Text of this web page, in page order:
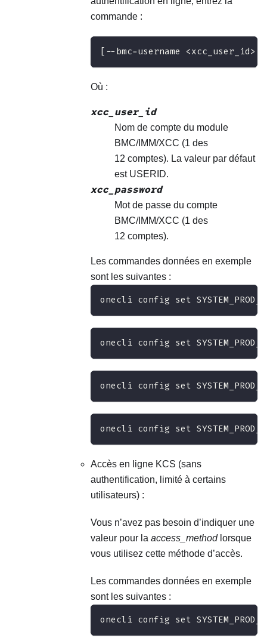
commande :
[--bmc-username <xcc_user_id>
Où :
xcc_user_id
Nom de compte du module
BMC/IMM/XCC (1 des
12 comptes). La valeur par défaut
est USERID.
xcc_password
Mot de passe du compte
BMC/IMM/XCC (1 des
12 comptes).
Les commandes données en exemple
sont les suivantes :
onecli config set
onecli config set
onecli config set
onecli config set
Accès en ligne KCS (sans
authentification, limité à certains
utilisateurs) :
Vous n’avez pas besoin d’indiquer une
valeur pour la access_methodlorsque
vous utilisez cette méthode d’accès.
Les commandes données en exemple
sont les suivantes :
onecli config set